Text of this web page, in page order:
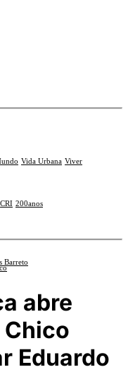
Vida Urbana Viver
Barreto
CRI 200anos
abre
Eduardo